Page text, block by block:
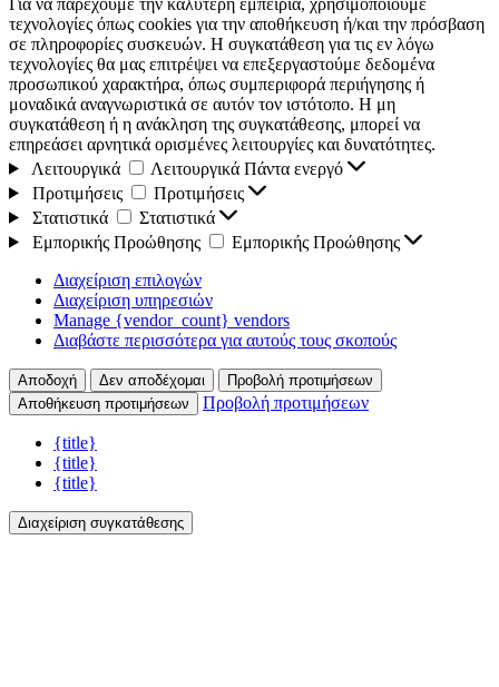
τεχνολογίες όπως cookies για την αποθήκευση ή/και την πρόσβαση
σε πληροφορίες συσκευών. Η συγκατάθεση για τις εν λόγω
τεχνολογίες θα μας επιτρέψει να επεξεργαστούμε δεδομένα
προσωπικού χαρακτήρα, όπως συμπεριφορά περιήγησης ή
μοναδικά αναγνωριστικά σε αυτόν τον ιστότοπο. Η μη
συγκατάθεση ή η ανάκληση της συγκατάθεσης, μπορεί να
επηρεάσει αρνητικά ορισμένες λειτουργίες και δυνατότητες.
Λειτουργικά
Λειτουργικά Πάντα ενεργό
Προτιμήσεις
Προτιμήσεις
Στατιστικά
Στατιστικά
Εμπορικής Προώθησης
Εμπορικής Προώθησης
Διαχείριση επιλογών
Διαχείριση υπηρεσιών
Manage {vendor_count} vendors
Διαβάστε περισσότερα για αυτούς τους σκοπούς
Αποδοχή Δεν αποδέχομαι
Προβολή προτιμήσεων
Αποθήκευση προτιμήσεων
Προβολή προτιμήσεων
{title}
{title}
{title}
Διαχείριση συγκατάθεσης